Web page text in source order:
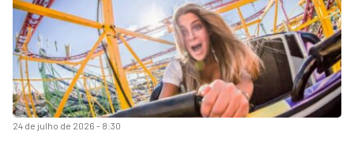
24 de julho de 2026 - 8:30